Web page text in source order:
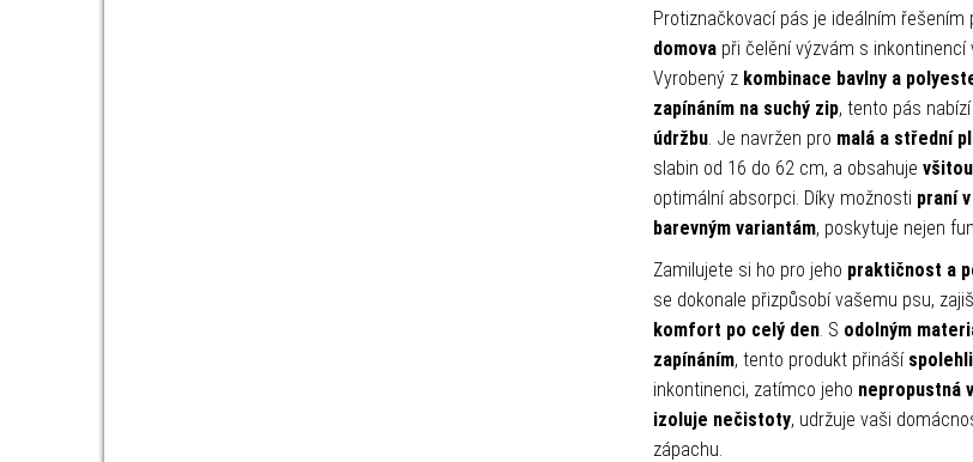
Protiznačkovací pás je ideálním řešením
domovapři čelění výzvám s inkontinencí
Vyrobený z kombinace bavlny a
zapínáním na suchý zip, tento pás nabízí
údržbu. Je navržen pro malá a střední
slabin od 16 do 62 cm, a obsahuje
optimální absorpci. Díky možnosti praní
barevným variantám, poskytuje nejen
Zamilujete si ho pro jeho praktičnost a
se dokonale přizpůsobí vašemu psu,
komfort po celý den. S odolným
zapínáním, tento produkt přináší
inkontinenci, zatímco jeho nepropustná
izoluje nečistoty, udržuje vaši
zápachu.